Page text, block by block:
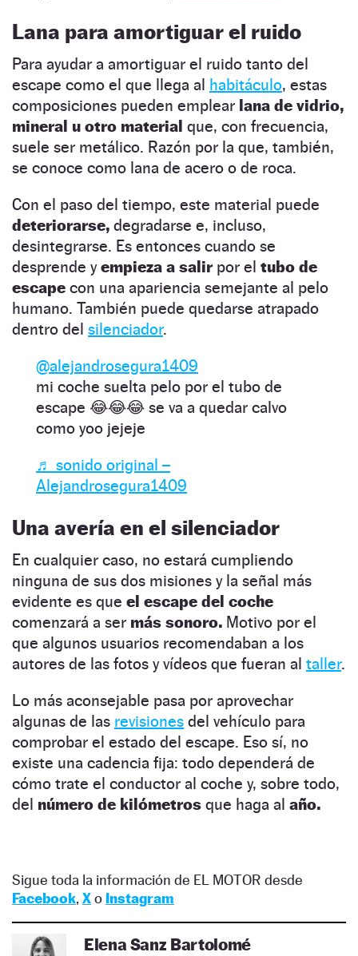
Lana para amortiguar el ruido
Para ayudar a amortiguar el ruido tanto del
escape como el que llega al habitáculo, estas
composiciones pueden emplear lana de vidrio,
mineral u otro material que, con frecuencia,
suele ser metálico. Razón por la que, también,
se conoce como lana de acero o de roca.
Con el paso del tiempo, este material puede
deteriorarse, degradarse e, incluso,
desintegrarse. Es entonces cuando se
desprende yempieza a salirpor el tubo de
escape con una apariencia semejante al pelo
humano. También puede quedarse atrapado
dentro del silenciador.
@alejandrosegura1409
mi coche suelta pelo por el tubo de
escape 😂😂😂 se va a quedar calvo
como yoo jejeje
♬ sonido original –
Alejandrosegura1409
Una avería en el silenciador
En cualquier caso, no estará cumpliendo
ninguna de sus dos misiones y la señal más
evidente es que el escape del coche
comenzará a ser más sonoro. Motivo por el
que algunos usuarios recomendaban a los
autores de las fotos y vídeos que fueran al taller.
Lo más aconsejable pasa por aprovechar
algunas de las revisiones del vehículo para
comprobar el estado del escape. Eso sí, no
existe una cadencia fija: todo dependerá de
cómo trate el conductor al coche y, sobre todo,
del número de kilómetros que haga al año.
Sigue toda la información de EL MOTOR desde
Facebook, Xo Instagram
Elena Sanz Bartolomé